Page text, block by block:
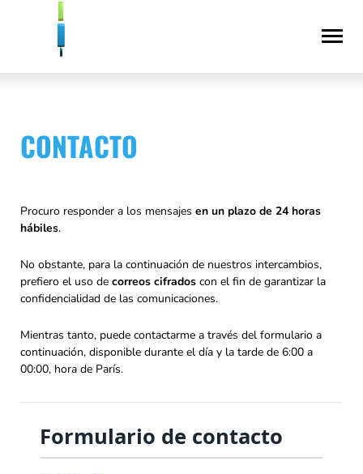
contenido
Declaración
accesibilidad
CONTACTO
Procuro responder a los mensajes en un plazo de 24 horas
hábiles.
No obstante, para la continuación de nuestros intercambios,
prefiero el uso de correos cifrados con el fin de garantizar la
confidencialidad de las comunicaciones.
Mientras tanto, puede contactarme a través del formulario a
continuación, disponible durante el día y la tarde de 6:00 a
00:00, hora de París.